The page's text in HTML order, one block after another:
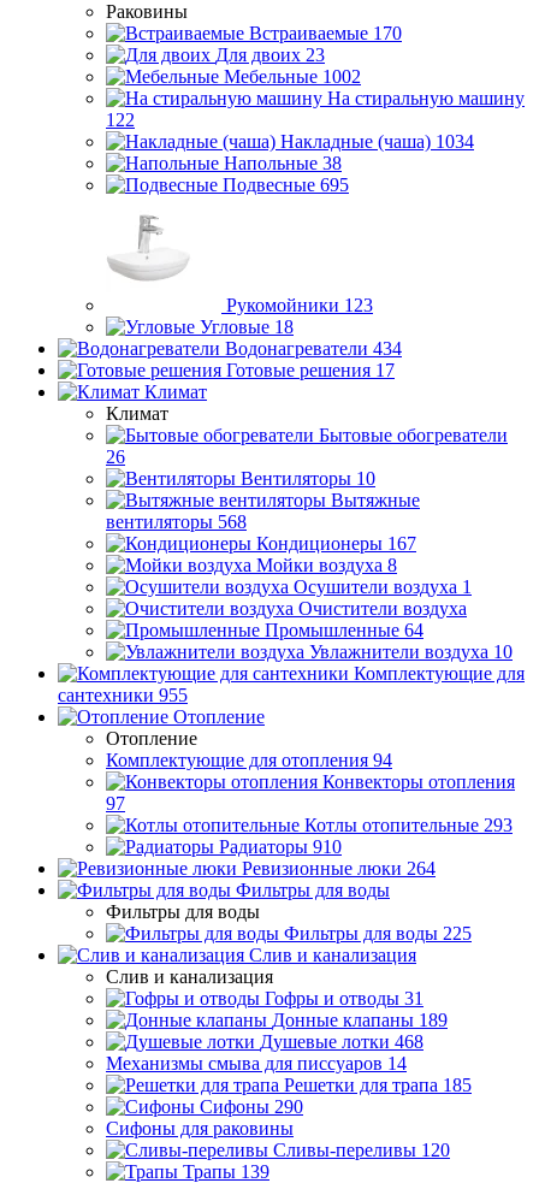
Раковины
Встраиваемые 170
Для двоих 23
Мебельные 1002
На стиральную машину
122
Накладные (чаша) 1034
Напольные 38
Подвесные 695
Рукомойники 123
Угловые 18
Водонагреватели 434
Готовые решения 17
Климат
Климат
Бытовые обогреватели
26
Вентиляторы 10
Вытяжные
вентиляторы 568
Кондиционеры 167
Мойки воздуха 8
Осушители воздуха 1
Очистители воздуха
Промышленные 64
Увлажнители воздуха 10
Комплектующие для
сантехники 955
Отопление
Отопление
Комплектующие для отопления 94
Конвекторы отопления
97
Котлы отопительные 293
Радиаторы 910
Ревизионные люки 264
Фильтры для воды
Фильтры для воды
Фильтры для воды 225
Слив и канализация
Слив и канализация
Гофры и отводы 31
Донные клапаны 189
Душевые лотки 468
Механизмы смыва для писсуаров 14
Решетки для трапа 185
Сифоны 290
Сифоны для раковины
Сливы-переливы 120
Трапы 139